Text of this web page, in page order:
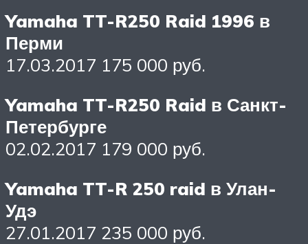
Yamaha TT-R250 Raid 1996 в
Перми
17.03.2017 175 000 руб.
Yamaha TT-R250 Raid в Санкт-
Петербурге
02.02.2017 179 000 руб.
Yamaha TT-R 250 raid в Улан-
Удэ
27.01.2017 235 000 руб.